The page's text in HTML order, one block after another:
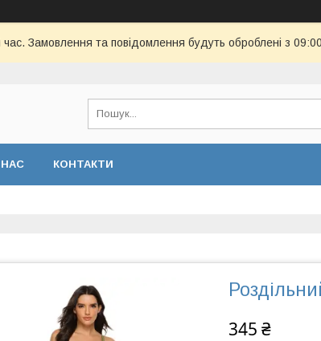
час. Замовлення та повідомлення будуть оброблені з
КОНТАКТИ
345 ₴